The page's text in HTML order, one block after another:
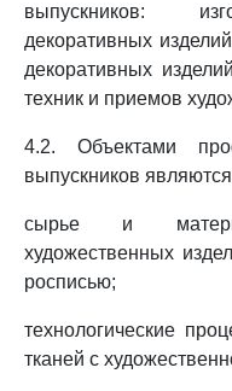
выпускников:
декоративных
декоративных
техник и приемов
4.2. Объектами
выпускников
сырье и
художественных
росписью;
технологические
тканей с